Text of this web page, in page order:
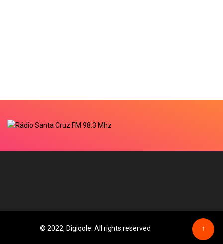
© 2022, Digiqole. All rights reserved ↑